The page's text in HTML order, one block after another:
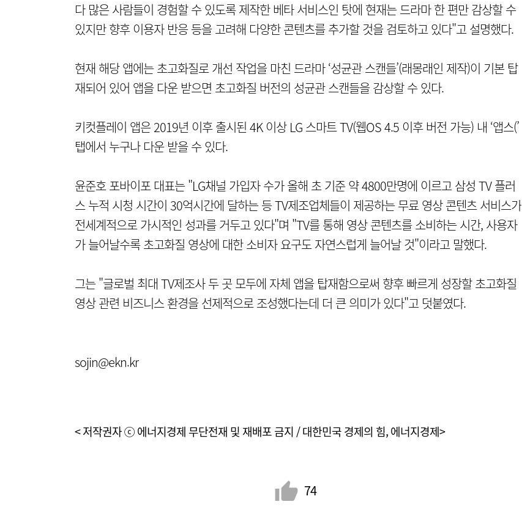
다 많은 사람들이 경험할 수 있도록 제작한 베타 서비스인 탓에 현재는 드라마 한 편만 감상할 수
있지만 향후 이용자 반응 등을 고려해 다양한 콘텐츠를 추가할 것을 검토하고 있다"고 설명했다.
현재 해당 앱에는 초고화질로 개선 작업을 마친 드라마 ‘성균관 스캔들’(래몽래인 제작)이 기본 탑
재되어 있어 앱을 다운 받으면 초고화질 버전의 성균관 스캔들을 감상할 수 있다.
키컷플레이 앱은 2019년 이후 출시된 4K 이상 LG 스마트 TV(웹OS 4.5 이후 버전 가능) 내 ‘앱스(’
탭에서 누구나 다운 받을 수 있다.
윤준호 포바이포 대표는 "LG채널 가입자 수가 올해 초 기준 약 4800만명에 이르고 삼성 TV 플러
스 누적 시청 시간이 30억시간에 달하는 등 TV제조업체들이 제공하는 무료 영상 콘텐츠 서비스가
전세계적으로 가시적인 성과를 거두고 있다"며 "TV를 통해 영상 콘텐츠를 소비하는 시간, 사용자
가 늘어날수록 초고화질 영상에 대한 소비자 요구도 자연스럽게 늘어날 것"이라고 말했다.
그는 "글로벌 최대 TV제조사 두 곳 모두에 자체 앱을 탑재함으로써 향후 빠르게 성장할 초고화질
영상 관련 비즈니스 환경을 선제적으로 조성했다는데 더 큰 의미가 있다"고 덧붙였다.
sojin@ekn.kr
< 저작권자 ⓒ 에너지경제 무단전재 및 재배포 금지 / 대한민국 경제의 힘, 에너지경제>
74